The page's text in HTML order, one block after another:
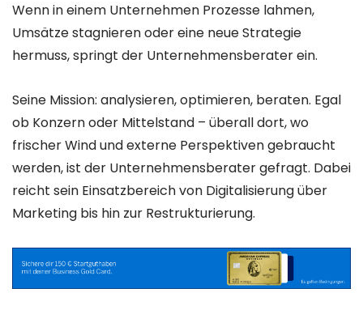
Wenn in einem Unternehmen Prozesse lahmen,
Umsätze stagnieren oder eine neue Strategie
hermuss, springt der Unternehmensberater ein.
Seine Mission: analysieren, optimieren, beraten. Egal
ob Konzern oder Mittelstand – überall dort, wo
frischer Wind und externe Perspektiven gebraucht
werden, ist der Unternehmensberater gefragt. Dabei
reicht sein Einsatzbereich von Digitalisierung über
Marketing bis hin zur Restrukturierung.